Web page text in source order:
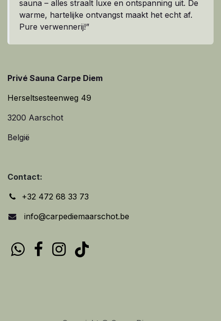
sauna – alles straalt luxe en ontspanning uit. De
warme, hartelijke ontvangst maakt het echt af.
Pure verwennerij!”
Privé Sauna Carpe Diem
Herseltsesteenweg 49
3200 Aarschot
België
Contact:
+32 472 68 33 73
info@carpediemaarschot.be